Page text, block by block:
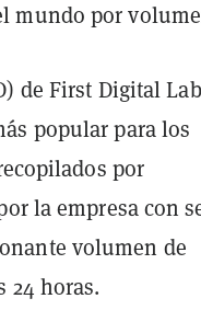
mundo por
de First Digital
popular para los
por
la empresa con
volumen de
24 horas.